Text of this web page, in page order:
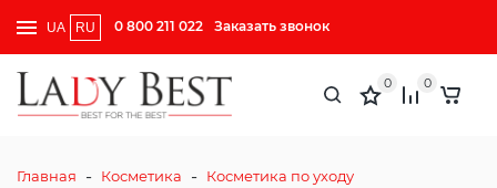
UA RU 0 800 211 022 Заказать звонок
0 0
Главная - Косметика - Косметика по уходу